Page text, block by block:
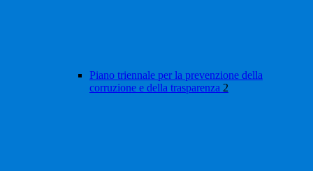
Piano triennale per la prevenzione della
corruzione e della trasparenza 2